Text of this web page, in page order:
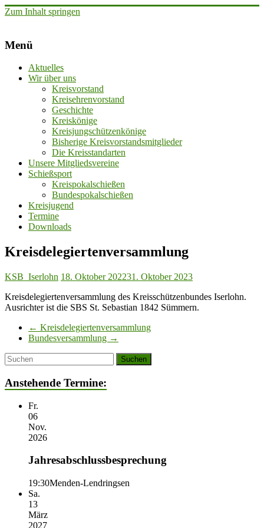
Zum Inhalt springen
Menü
Aktuelles
Wir über uns
Kreisvorstand
Kreisehrenvorstand
Geschichte
Kreiskönige
Kreisjungschützenkönige
Bisherige Kreisvorstandsmitglieder
Die Kreisstandarten
Unsere Mitgliedsvereine
Schießsport
Kreispokalschießen
Bundespokalschießen
Kreisjugend
Termine
Downloads
Kreisdelegiertenversammlung
KSB_Iserlohn 18. Oktober 202231. Oktober 2023
Kreisdelegiertenversammlung des Kreisschützenbundes Iserlohn.
Ausrichter ist die SBS St. Sebastian 1842 Sümmern.
← Kreisdelegiertenversammlung
Bundesversammlung →
Anstehende Termine:
Fr.
06
Nov.
2026
Jahresabschlussbesprechung
19:30Menden-Lendringsen
Sa.
13
März
2027